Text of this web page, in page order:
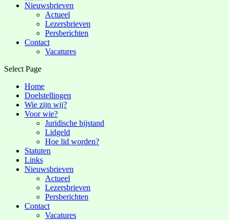
Nieuwsbrieven
Actueel
Lezersbrieven
Persberichten
Contact
Vacatures
Select Page
Home
Doelstellingen
Wie zijn wij?
Voor wie?
Juridische bijstand
Lidgeld
Hoe lid worden?
Statuten
Links
Nieuwsbrieven
Actueel
Lezersbrieven
Persberichten
Contact
Vacatures